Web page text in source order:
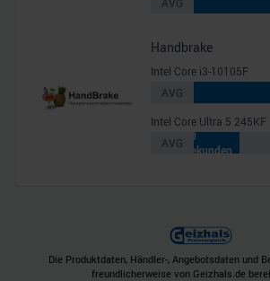
Handbrake
Intel Core i3-10105F
AVG
Intel Core Ultra 5 245KF
AVG
60
Sekunden
Die Produktdaten, Händler-, Angebotsdaten und
freundlicherweise von Geizhals.de